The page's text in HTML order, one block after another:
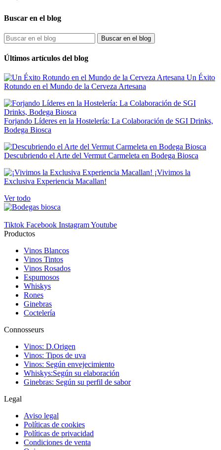
PRODUCTOR
€
€
Formato
70 cl 1
PAIS
Novedades
Novedades 0
En Oferta
View products1
Buscar en el blog
Buscar en el blog
Últimos artículos del blog
Un Éxito
Rotundo en el Mundo de la Cerveza Artesana
Forjando Líderes en la Hostelería: La Colaboración de SGI Drinks,
Bodega Biosca
Descubriendo el Arte del Vermut Carmeleta en Bodega Biosca
¡Vivimos la
Exclusiva Experiencia Macallan!
Ver todo
Tiktok Facebook InstagramYoutube
Productos
Vinos Blancos
Vinos Tintos
Vinos Rosados
Espumosos
Whiskys
Rones
Ginebras
Coctelería
Connosseurs
Vinos: D.Origen
Vinos: Tipos de uva
Vinos: Según envejecimiento
Whiskys:Según su elaboración
Ginebras: Según su perfil de sabor
Legal
Aviso legal
Políticas de cookies
Políticas de privacidad
Condiciones de venta